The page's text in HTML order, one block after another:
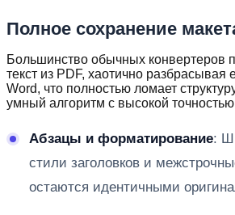
Полное сохранение
Большинство обычных конвертеров
текст из PDF, хаотично разбрасывая
Word, что полностью ломает
умный алгоритм с высокой точностью
Абзацы и форматирование:
стили заголовков и
остаются идентичными